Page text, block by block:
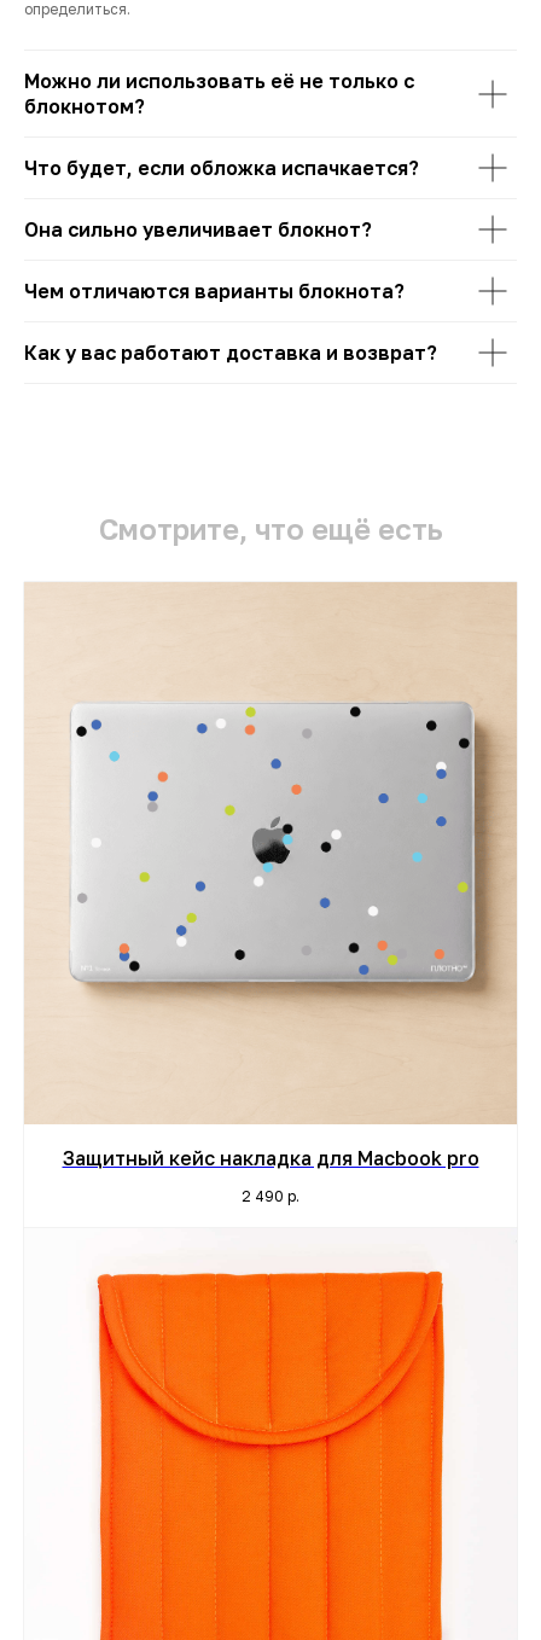
определиться.
Можно ли использовать её не только с
блокнотом?
Что будет, если обложка испачкается?
Она сильно увеличивает блокнот?
Чем отличаются варианты блокнота?
Как у вас работают доставка и возврат?
Смотрите, что ещё есть
Защитный кейс накладка для Macbook pro
2 490 р.